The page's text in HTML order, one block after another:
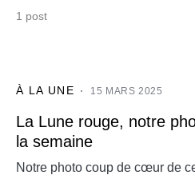
1 post
À LA UNE 15 MARS 2025
La Lune rouge, notre
la semaine
Notre photo coup de cœur de